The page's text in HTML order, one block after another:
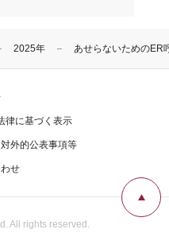
2025年 あせらないためのER
律に基づく表示
外的公表事項等
せ
All rights reserved.